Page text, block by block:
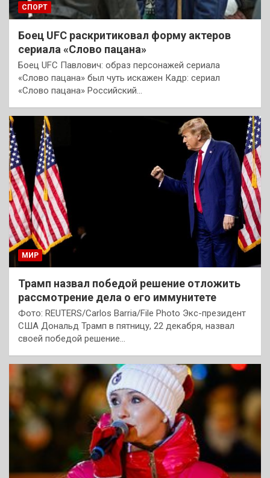
СПОРТ
Боец UFC раскритиковал форму актеров
сериала «Слово пацана»
Боец UFC Павлович: образ персонажей сериала
«Слово пацана» был чуть искажен Кадр: сериал
«Слово пацана» Российский…
МИР
Трамп назвал победой решение отложить
рассмотрение дела о его иммунитете
Фото: REUTERS/Carlos Barria/File Photo Экс-президент
США Дональд Трамп в пятницу, 22 декабря, назвал
своей победой решение…